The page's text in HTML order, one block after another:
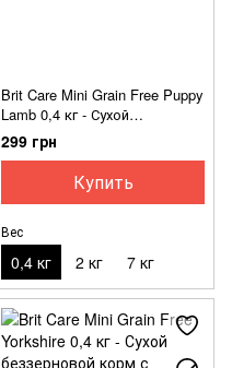
Brit Care Mini Grain Free Puppy
Lamb 0,4 кг - Сухой
беззерновой корм с ягнёном
для щенков миниатюрных
299 грн
Купить
Вес
0,4 кг 2 кг 7 кг